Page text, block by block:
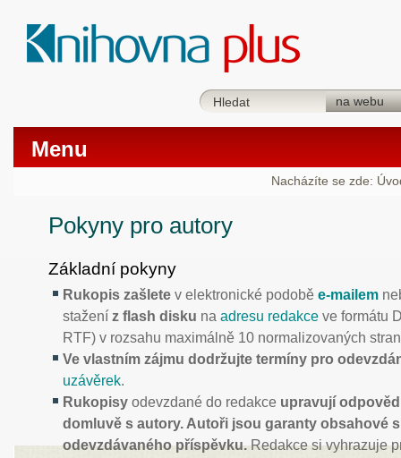
Menu
Nacházíte se zde:
Pokyny pro autory
Základní pokyny
Rukopis zašlete v elektronické podoběe-mailem
staženíz flash disku naadresu redakce ve formátu
RTF) v rozsahu maximálně 10 normalizovaných
Ve vlastním zájmu dodržujte termíny pro
uzávěrek.
Rukopisy odevzdané do redakce upravují
domluvě s autory. Autoři jsou garanty obsahové
odevzdávaného příspěvku.Redakce si vyhrazuje